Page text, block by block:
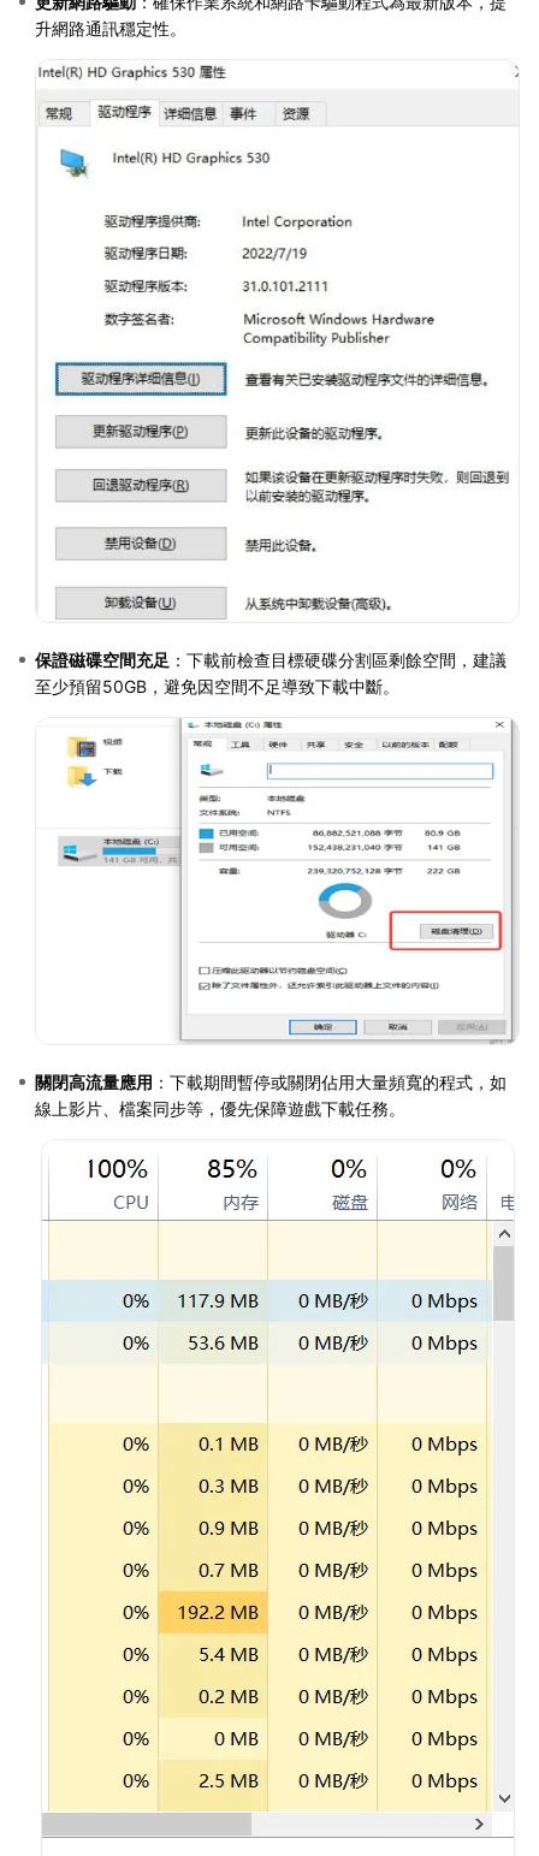
升網路通訊穩定性。
保證磁碟空間充足 ：下載前檢查目標硬碟分割區剩餘空間，建議
至少預留50GB，避免因空間不足導致下載中斷。
關閉高流量應用 ：下載期間暫停或關閉佔用大量頻寬的程式，如
線上影片、檔案同步等，優先保障遊戲下載任務。